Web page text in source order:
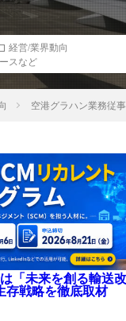
経営/業界動向
スなど
空港グラハン業務従
「未来を創る輸送
存戦略を徹底取材